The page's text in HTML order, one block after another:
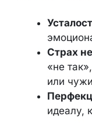
Страх
«не
или
идеалу,